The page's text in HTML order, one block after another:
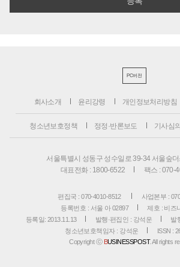
PC버전
회사소개 윤리강령 개인정보처리방침
청소년보호정책 정정·반론보도 기사심
서울특별시 성동구 성수일로 39-34 서울숲
대표전화 : 1800-6522
팩스 : 070-
편집국 : 070-4010-8512
사업본부 :
등록번호 : 서울 아 02897
제호 : 비즈
등록일: 2013.11.13
발행·편집인 : 강석운
발
청소년보호책임자 : 강석운
ISSN :
Copyright ⓒ BUSINESSPOST. All rights